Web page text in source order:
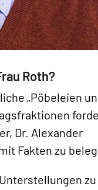
Roth?
„Pöbeleien
Dr. Alexander
Fakten zu
zu